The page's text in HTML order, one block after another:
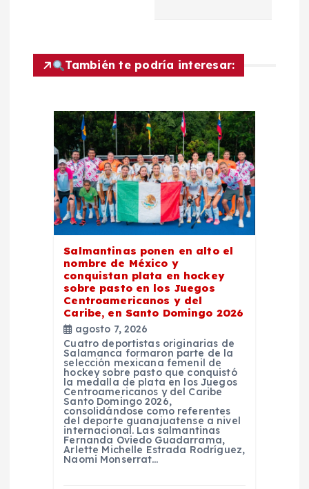
n
También te podría interesar:
Salmantinas ponen en alto el
nombre de México y
conquistan plata en hockey
sobre pasto en los Juegos
Centroamericanos y del
Caribe, en Santo Domingo 2026
agosto 7, 2026
Cuatro deportistas originarias de
Salamanca formaron parte de la
selección mexicana femenil de
hockey sobre pasto que conquistó
la medalla de plata en los Juegos
Centroamericanos y del Caribe
Santo Domingo 2026,
consolidándose como referentes
del deporte guanajuatense a nivel
internacional. Las salmantinas
Fernanda Oviedo Guadarrama,
Arlette Michelle Estrada Rodríguez,
Naomi Monserrat…